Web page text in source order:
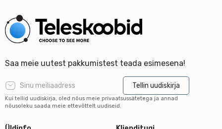
Saa meie uutest pakkumistest teada esimesena!
Tellin uudiskirja
Kui tellid uudiskirja, oled nõus meie privaatsussätetega ja annad
nõusoleku saada meie ettevõttelt uudiseid.